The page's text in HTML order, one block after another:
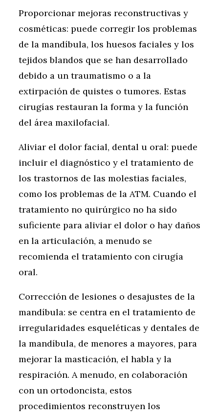
Proporcionar mejoras reconstructivas y
cosméticas: puede corregir los problemas
de la mandíbula, los huesos faciales y los
tejidos blandos que se han desarrollado
debido a un traumatismo o a la
extirpación de quistes o tumores. Estas
cirugías restauran la forma y la función
del área maxilofacial.
Aliviar el dolor facial, dental u oral: puede
incluir el diagnóstico y el tratamiento de
los trastornos de las molestias faciales,
como los problemas de la ATM. Cuando el
tratamiento no quirúrgico no ha sido
suficiente para aliviar el dolor o hay daños
en la articulación, a menudo se
recomienda el tratamiento con cirugía
oral.
Corrección de lesiones o desajustes de la
mandíbula: se centra en el tratamiento de
irregularidades esqueléticas y dentales de
la mandíbula, de menores a mayores, para
mejorar la masticación, el habla y la
respiración. A menudo, en colaboración
con un ortodoncista, estos
procedimientos reconstruyen los